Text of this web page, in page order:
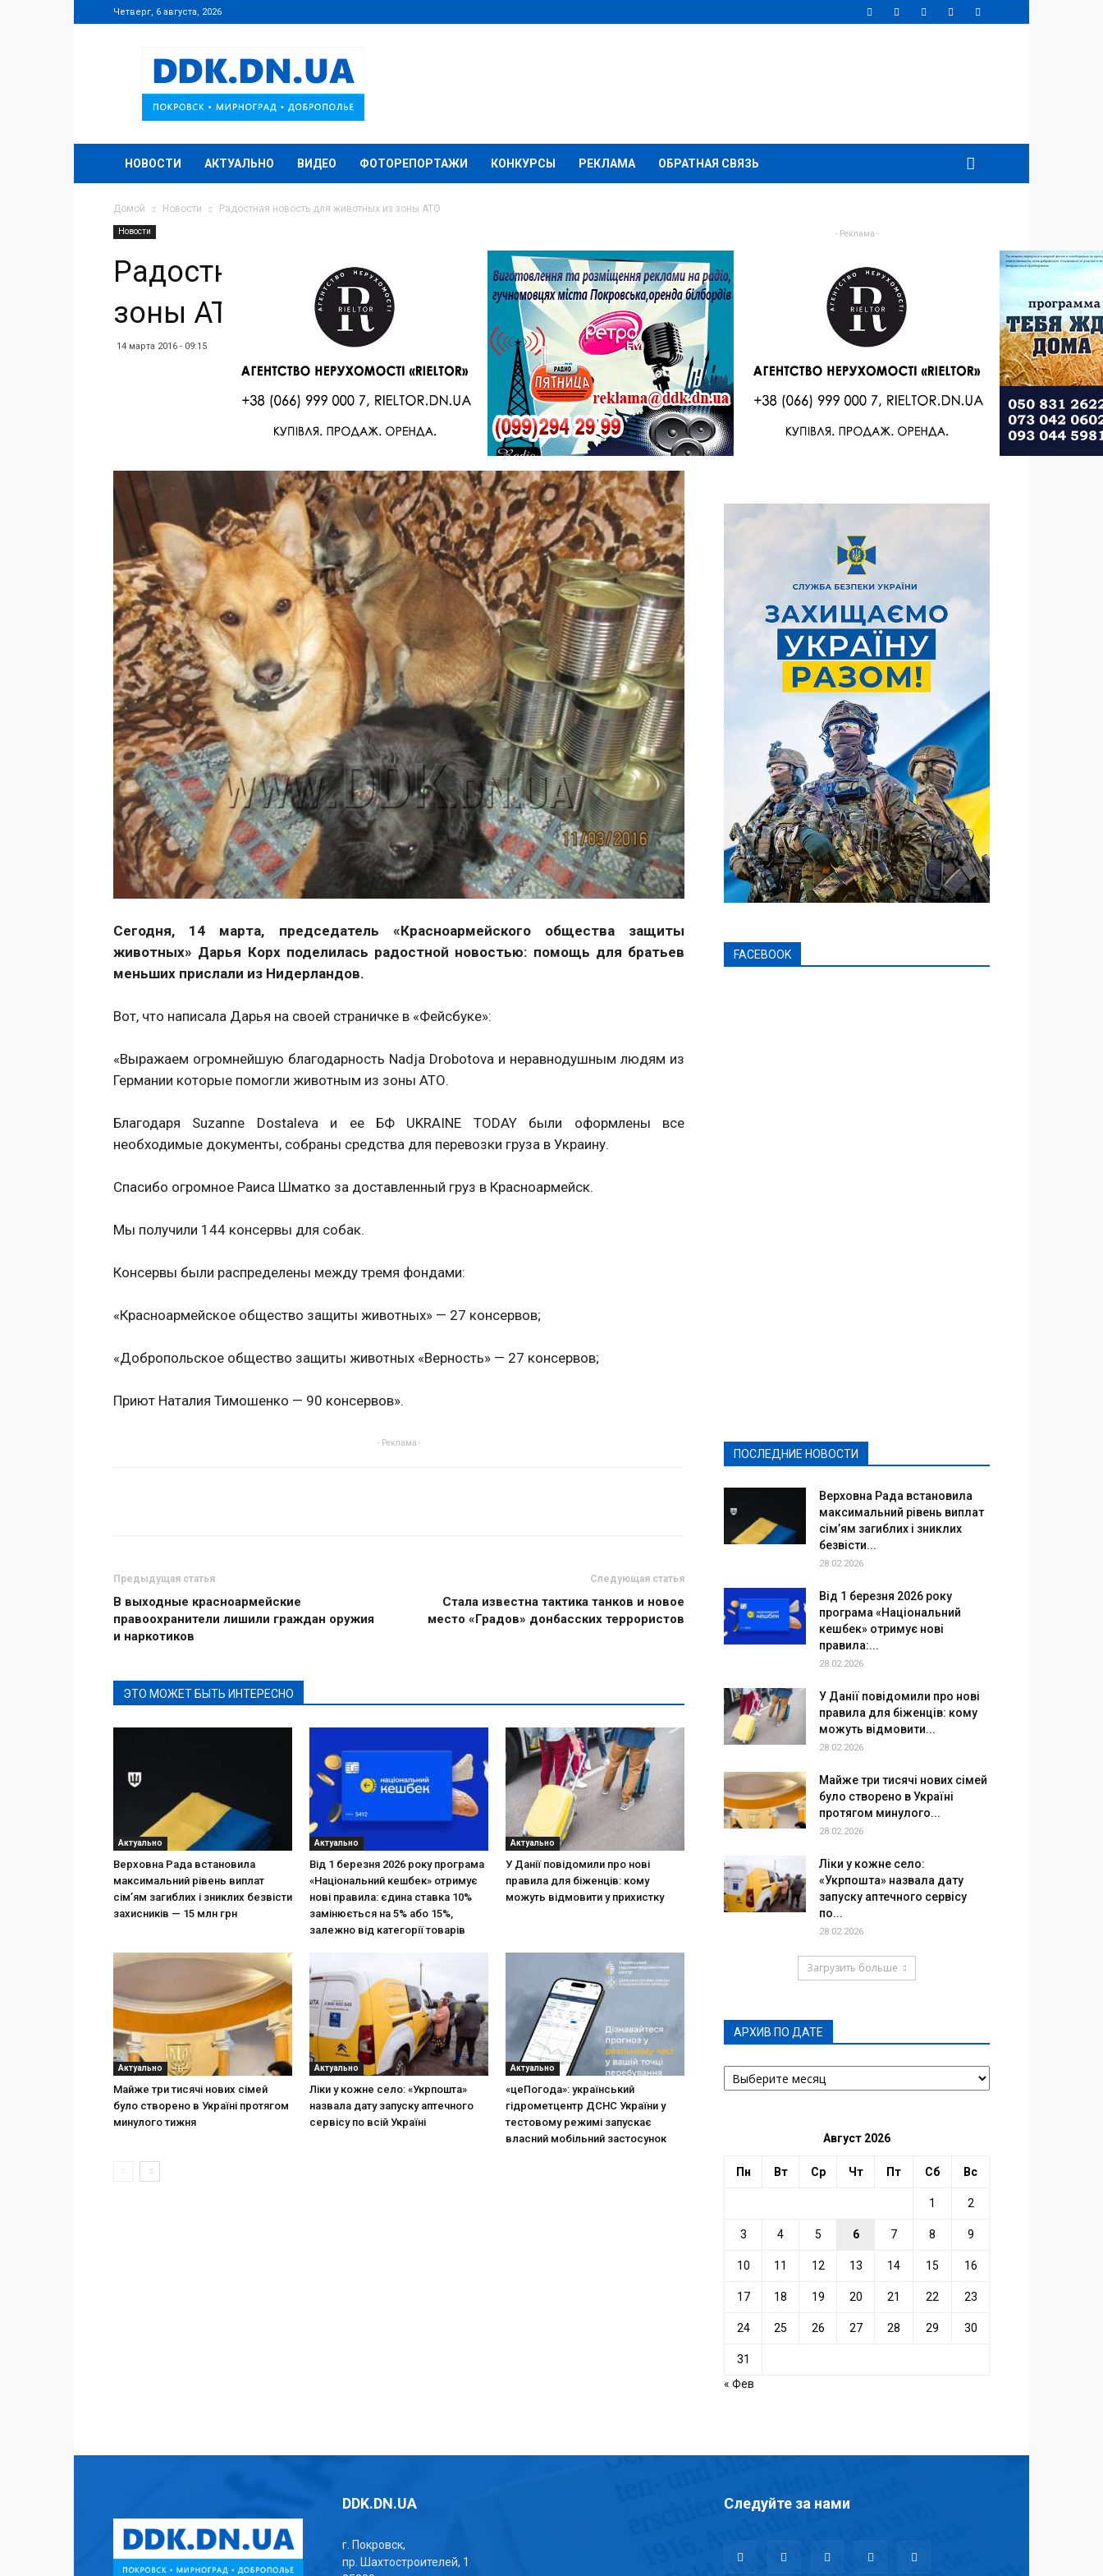
Четверг, 6 августа, 2026
DDK.DN.UA
НОВОСТИ АКТУАЛЬНО ВИДЕО ФОТОРЕПОРТАЖИ КОНКУРСЫ РЕКЛАМА ОБРАТНАЯ СВЯЗЬ
Домой Новости Радостная новость для животных из зоны АТО
Новости
Радостная новость для животных из
зоны АТО
14 марта 2016 - 09:15
Сегодня, 14 марта, председатель «Красноармейского общества защиты
животных» Дарья Корх поделилась радостной новостью: помощь для братьев
меньших прислали из Нидерландов.
Вот, что написала Дарья на своей страничке в «Фейсбуке»:
«Выражаем огромнейшую благодарность Nadja Drobotova и неравнодушным людям из
Германии которые помогли животным из зоны АТО.
Благодаря Suzanne Dostaleva и ее БФ UKRAINE TODAY были оформлены все
необходимые документы, собраны средства для перевозки груза в Украину.
Спасибо огромное Раиса Шматко за доставленный груз в Красноармейск.
Мы получили 144 консервы для собак.
Консервы были распределены между тремя фондами:
«Красноармейское общество защиты животных» — 27 консервов;
«Добропольское общество защиты животных «Верность» — 27 консервов;
Приют Наталия Тимошенко — 90 консервов».
- Реклама -
Предыдущая статья
В выходные красноармейские
правоохранители лишили граждан оружия
и наркотиков
Следующая статья
Стала известна тактика танков и новое
место «Градов» донбасских террористов
ЭТО МОЖЕТ БЫТЬ ИНТЕРЕСНО
Актуально
Верховна Рада встановила
максимальний рівень виплат
сім’ям загиблих і зниклих безвісти
захисників — 15 млн грн
Актуально
Від 1 березня 2026 року програма
«Національний кешбек» отримує
нові правила: єдина ставка 10%
замінюється на 5% або 15%,
залежно від категорії товарів
Актуально
У Данії повідомили про нові
правила для біженців: кому
можуть відмовити у прихистку
Актуально
Майже три тисячі нових сімей
було створено в Україні протягом
минулого тижня
Актуально
Ліки у кожне село: «Укрпошта»
назвала дату запуску аптечного
сервісу по всій Україні
Актуально
«цеПогода»: український
гідрометцентр ДСНС України у
тестовому режимі запускає
власний мобільний застосунок
- Реклама -
FACEBOOK
ПОСЛЕДНИЕ НОВОСТИ
Верховна Рада встановила
максимальний рівень виплат
сім’ям загиблих і зниклих
безвісти...
28.02.2026
Від 1 березня 2026 року
програма «Національний
кешбек» отримує нові
правила:...
28.02.2026
У Данії повідомили про нові
правила для біженців: кому
можуть відмовити...
28.02.2026
Майже три тисячі нових сімей
було створено в Україні
протягом минулого...
28.02.2026
Ліки у кожне село:
«Укрпошта» назвала дату
запуску аптечного сервісу
по...
28.02.2026
Загрузить больше
АРХИВ ПО ДАТЕ
АРХИВ
ПО
Август 2026
Пн Вт Ср Чт Пт Сб Вс
1 2
3 4 5 6 7 8 9
10 11 12 13 14 15 16
17 18 19 20 21 22 23
24 25 26 27 28 29 30
31
« Фев
DDK.DN.UA
г. Покровск,
пр. Шахтостроителей, 1
Следуйте за нами